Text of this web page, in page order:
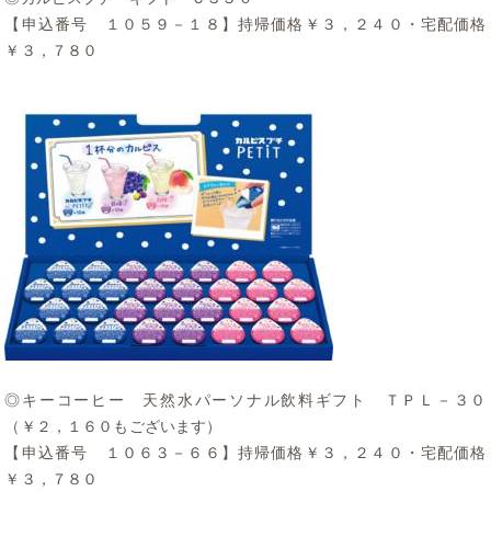
【申込番号 １０５９－１８】持帰価格￥３，２４０・宅配価格
￥３，７８０
◎キーコーヒー 天然水パーソナル飲料ギフト ＴＰＬ－３０
（￥２，１６０もございます）
【申込番号 １０６３－６６】持帰価格￥３，２４０・宅配価格
￥３，７８０